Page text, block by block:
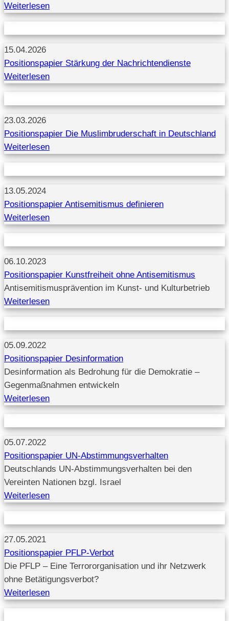
Weiterlesen
15.04.2026
Positionspapier Stärkung der Nachrichtendienste
Weiterlesen
23.03.2026
Positionspapier Die Muslimbruderschaft in Deutschland
Weiterlesen
13.05.2024
Positionspapier Antisemitismus definieren
Weiterlesen
06.10.2023
Positionspapier Kunstfreiheit ohne Antisemitismus
Antisemitismusprävention im Kunst- und Kulturbetrieb
Weiterlesen
05.09.2022
Positionspapier Desinformation
Desinformation als Bedrohung für die Demokratie –
Gegenmaßnahmen entwickeln
Weiterlesen
05.07.2022
Positionspapier UN-Abstimmungsverhalten
Deutschlands UN-Abstimmungsverhalten bei den
Vereinten Nationen bzgl. Israel
Weiterlesen
27.05.2021
Positionspapier PFLP-Verbot
Die PFLP – Eine Terrororganisation und ihr Netzwerk
ohne Betätigungsverbot?
Weiterlesen